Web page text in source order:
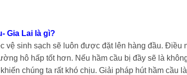
Gia Lai là gì?
vệ sinh sạch sẽ luôn được đặt lên hàng đầu. Điều
hô hấp tốt hơn. Nếu hầm cầu bị đầy sẽ là
chúng ta rất khó chịu. Giải pháp hút hầm cầu